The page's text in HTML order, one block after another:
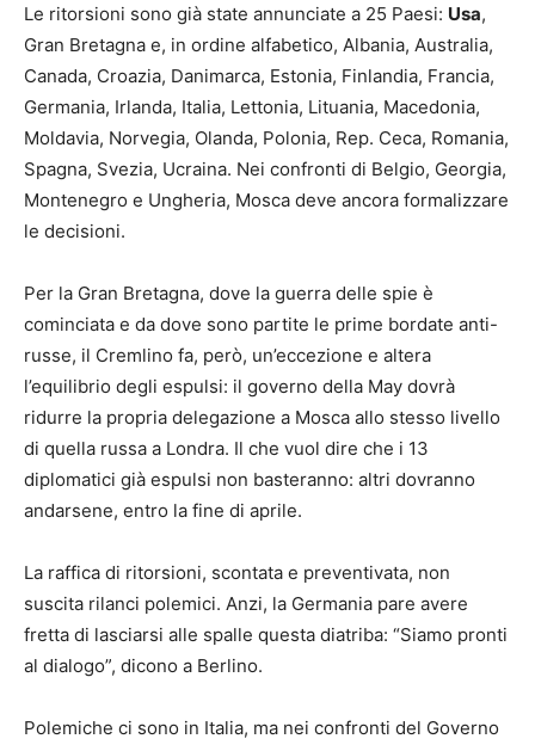
Le ritorsioni sono già state annunciate a 25 Paesi: Usa,
Gran Bretagna e, in ordine alfabetico, Albania, Australia,
Canada, Croazia, Danimarca, Estonia, Finlandia, Francia,
Germania, Irlanda, Italia, Lettonia, Lituania, Macedonia,
Moldavia, Norvegia, Olanda, Polonia, Rep. Ceca, Romania,
Spagna, Svezia, Ucraina. Nei confronti di Belgio, Georgia,
Montenegro e Ungheria, Mosca deve ancora formalizzare
le decisioni.
Per la Gran Bretagna, dove la guerra delle spie è
cominciata e da dove sono partite le prime bordate anti-
russe, il Cremlino fa, però, un’eccezione e altera
l’equilibrio degli espulsi: il governo della May dovrà
ridurre la propria delegazione a Mosca allo stesso livello
di quella russa a Londra. Il che vuol dire che i 13
diplomatici già espulsi non basteranno: altri dovranno
andarsene, entro la fine di aprile.
La raffica di ritorsioni, scontata e preventivata, non
suscita rilanci polemici. Anzi, la Germania pare avere
fretta di lasciarsi alle spalle questa diatriba: “Siamo pronti
al dialogo”, dicono a Berlino.
Polemiche ci sono in Italia, ma nei confronti del Governo